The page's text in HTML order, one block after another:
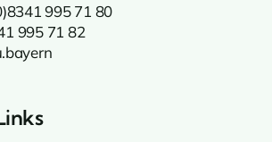
995 71 80
995 71 82